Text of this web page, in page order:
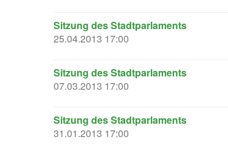
Sitzung des Stadtparlaments
25.04.2013 17:00
Sitzung des Stadtparlaments
07.03.2013 17:00
Sitzung des Stadtparlaments
31.01.2013 17:00